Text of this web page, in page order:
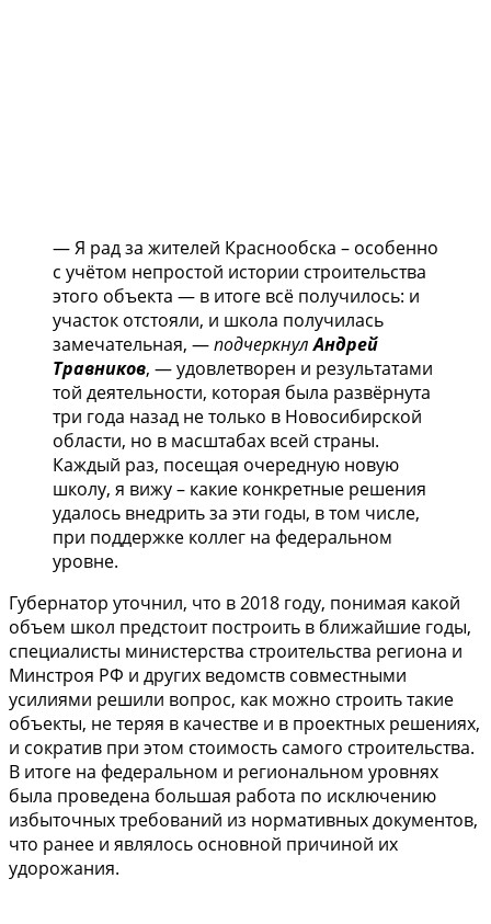
— Я рад за жителей Краснообска – особенно
с учётом непростой истории строительства
этого объекта — в итоге всё получилось: и
участок отстояли, и школа получилась
замечательная, —подчеркнулАндрей
Травников, — удовлетворен и результатами
той деятельности, которая была развёрнута
три года назад не только в Новосибирской
области, но в масштабах всей страны.
Каждый раз, посещая очередную новую
школу, я вижу – какие конкретные решения
удалось внедрить за эти годы, в том числе,
при поддержке коллег на федеральном
уровне.
Губернатор уточнил, что в 2018 году, понимая какой
объем школ предстоит построить в ближайшие годы,
специалисты министерства строительства региона и
Минстроя РФ и других ведомств совместными
усилиями решили вопрос, как можно строить такие
объекты, не теряя в качестве и в проектных решениях,
и сократив при этом стоимость самого строительства.
В итоге на федеральном и региональном уровнях
была проведена большая работа по исключению
избыточных требований из нормативных документов,
что ранее и являлось основной причиной их
удорожания.